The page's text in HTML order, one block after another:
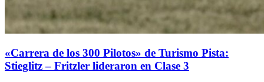
«Carrera de los 300 Pilotos» de Turismo Pista:
Stieglitz – Fritzler lideraron en Clase 3